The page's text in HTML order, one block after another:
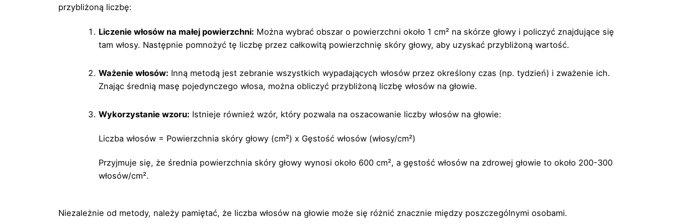
przybliżoną liczbę:
Liczenie włosów na małej powierzchni: Można wybrać obszar o powierzchni około 1 cm² na skórze głowy i policzyć znajdujące się
tam włosy. Następnie pomnożyć tę liczbę przez całkowitą powierzchnię skóry głowy, aby uzyskać przybliżoną wartość.
Ważenie włosów: Inną metodą jest zebranie wszystkich wypadających włosów przez określony czas (np. tydzień) i zważenie ich.
Znając średnią masę pojedynczego włosa, można obliczyć przybliżoną liczbę włosów na głowie.
Wykorzystanie wzoru: Istnieje również wzór, który pozwala na oszacowanie liczby włosów na głowie:
Liczba włosów = Powierzchnia skóry głowy (cm²) x Gęstość włosów (włosy/cm²)
Przyjmuje się, że średnia powierzchnia skóry głowy wynosi około 600 cm², a gęstość włosów na zdrowej głowie to około 200-300
włosów/cm².
Niezależnie od metody, należy pamiętać, że liczba włosów na głowie może się różnić znacznie między poszczególnymi osobami.